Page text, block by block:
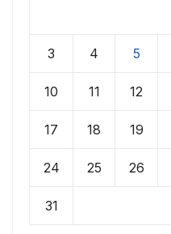
3 4 5
10 11 12
17 18 19
24 25 26
31